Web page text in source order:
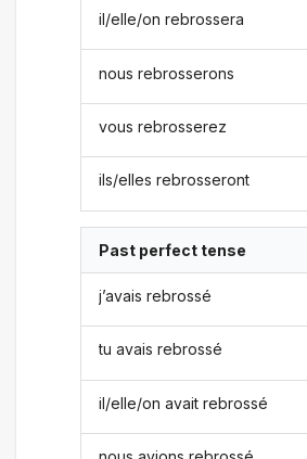
il/elle/on rebrossera
nous rebrosserons
vous rebrosserez
ils/elles rebrosseront
Past perfect tense
j’avais rebrossé
tu avais rebrossé
il/elle/on avait rebrossé